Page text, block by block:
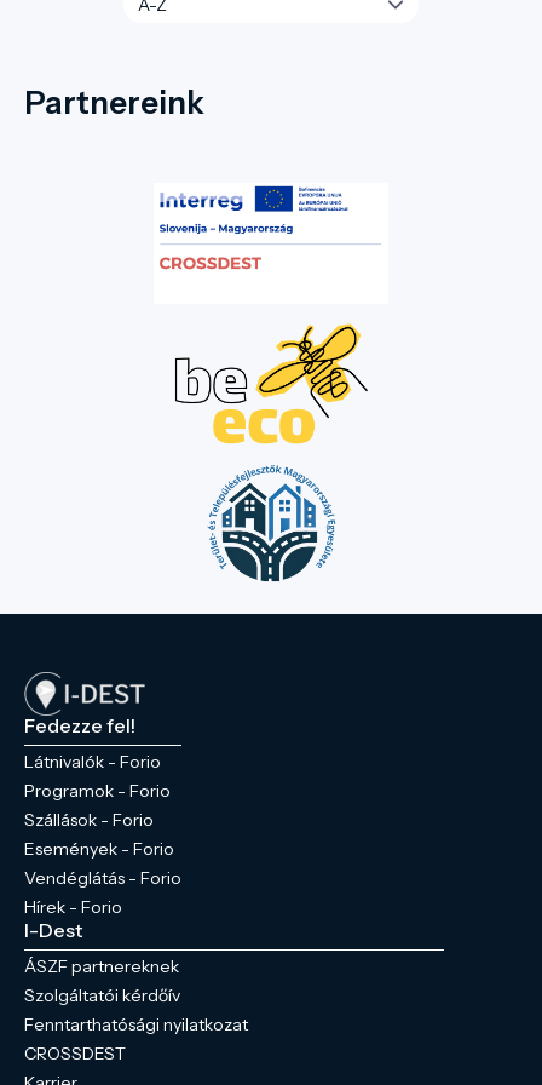
Partnereink
Fedezze fel!
Látnivalók - Forio
Programok - Forio
Szállások - Forio
Események - Forio
Vendéglátás - Forio
Hírek - Forio
I-Dest
ÁSZF partnereknek
Szolgáltatói kérdőív
Fenntarthatósági nyilatkozat
CROSSDEST